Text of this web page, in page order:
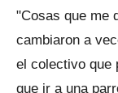
"Cosas que me
cambiaron a
el colectivo que
que ir a una